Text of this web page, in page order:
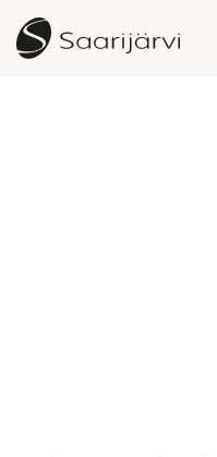
Skip to content